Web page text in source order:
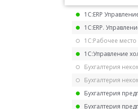
1С:ERP
1С:ERP.
1С:Рабочее место
1С:Управление
Бухгалтерия
Бухгалтерия
Бухгалтерия
Бухгалтерия